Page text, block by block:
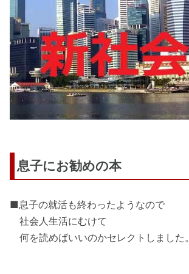
息子にお勧めの本
■息子の就活も終わったようなので
社会人生活にむけて
何を読めばいいのかセレクトしました。